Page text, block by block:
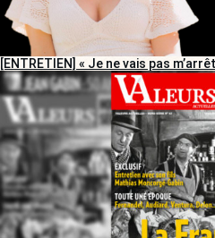
[ENTRETIEN] « Je ne vais pas